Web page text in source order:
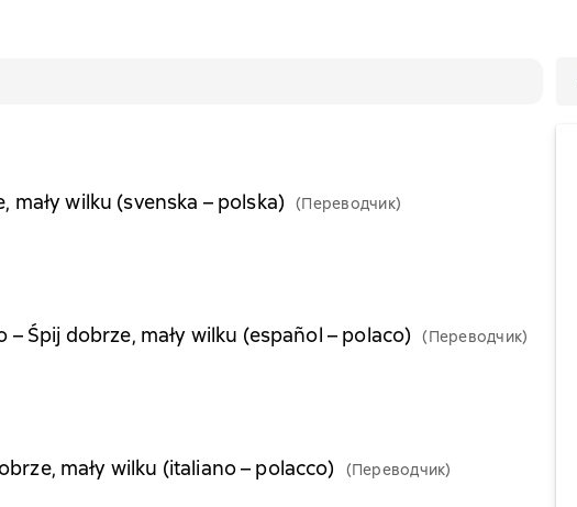
mały wilku (svenska – polska) (Переводчик)
Śpij dobrze, mały wilku (español – polaco) (Переводчик)
mały wilku (italiano – polacco)
(Переводчик)